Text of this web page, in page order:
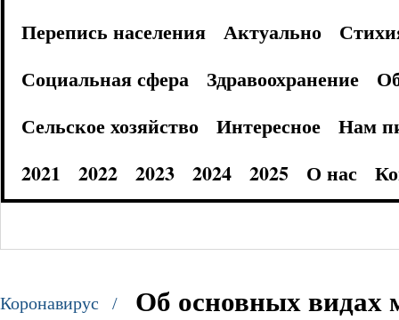
Перепись населения
Актуально
Социальная сфера
Здравоохранение
Сельское хозяйство
Интересное
Нам
2021
2022 2023 2024 2025 О нас
Коронавирус /
Об основных видах